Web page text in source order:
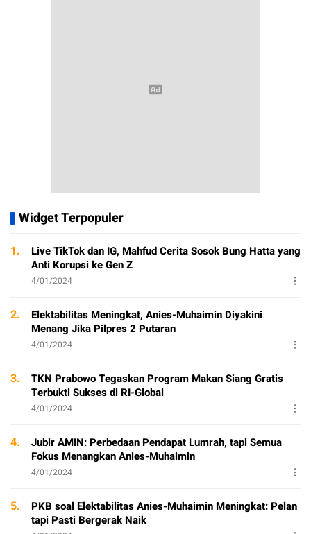
Widget Terpopuler
1.
Live TikTok dan IG, Mahfud Cerita Sosok Bung Hatta yang
Anti Korupsi ke Gen Z
4/01/2024
2.
Elektabilitas Meningkat, Anies-Muhaimin Diyakini
Menang Jika Pilpres 2 Putaran
4/01/2024
3.
TKN Prabowo Tegaskan Program Makan Siang Gratis
Terbukti Sukses di RI-Global
4/01/2024
4.
Jubir AMIN: Perbedaan Pendapat Lumrah, tapi Semua
Fokus Menangkan Anies-Muhaimin
4/01/2024
5.
PKB soal Elektabilitas Anies-Muhaimin Meningkat: Pelan
tapi Pasti Bergerak Naik